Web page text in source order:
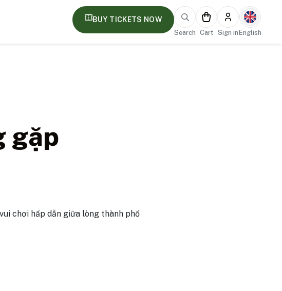
BUY TICKETS NOW
Search Cart Sign in English
gặp
chơi hấp dẫn giữa lòng thành phố